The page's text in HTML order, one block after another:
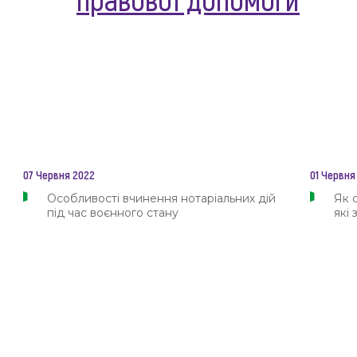
07 Червня 2022
Особливості вчинення нотаріальних дій
під час воєнного стану
01
Як
які